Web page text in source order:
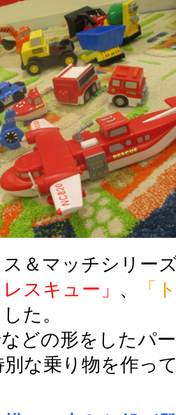
＆マッチシリー
スキュー」 、
「
た。
どの形をしたパ
な乗り物を作っ